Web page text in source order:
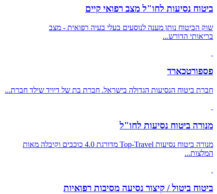
ביטוח נסיעות לחו"ל מצב רפואי קיים
שוק הביטוח נותן מענה לנוסעים בעלי בעיה רפואית - מצב
בריאותי הדורש...
פספורטכארד
חברת ביטוח הנסיעות הגדולה בישראל. חברת בת של דיויד שילד חברת...
מנורה ביטוח נסיעות לחו"ל
מנורה ביטוח נסיעות Top-Travel מדורגת 4.0 כוכבים וקיבלה מאות
המלצות...
ביטוח ביטול / קיצור נסיעה מסיבות רפואיות